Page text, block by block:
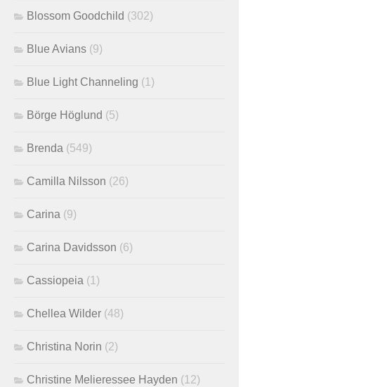
Blossom Goodchild (302)
Blue Avians (9)
Blue Light Channeling (1)
Börge Höglund (5)
Brenda (549)
Camilla Nilsson (26)
Carina (9)
Carina Davidsson (6)
Cassiopeia (1)
Chellea Wilder (48)
Christina Norin (2)
Christine Melieressee Hayden (12)